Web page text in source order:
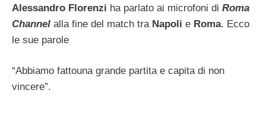
Alessandro Florenzi ha parlato ai microfoni di Roma
Channel alla fine del match tra Napoli e Roma. Ecco
le sue parole
“Abbiamo fattouna grande partita e capita di non
vincere”.